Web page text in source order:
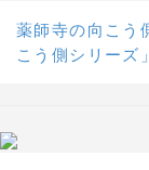
薬師寺の向こう
こう側シリーズ